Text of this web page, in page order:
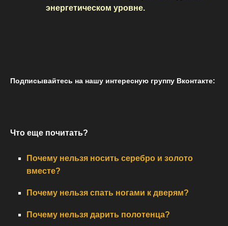
энергетическом уровне.
Подписывайтесь на нашу интересную группу Вконтакте:
Что еще почитать?
Почему нельзя носить серебро и золото
вместе?
Почему нельзя спать ногами к дверям?
Почему нельзя дарить полотенца?